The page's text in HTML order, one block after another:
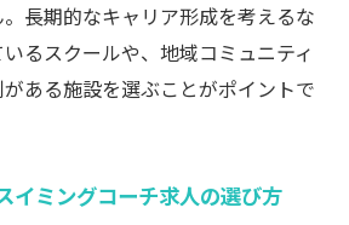
長期的なキャリア形成を考えるな
るスクールや、地域コミュニティ
ある施設を選ぶことがポイントで
イミングコーチ求人の選び方